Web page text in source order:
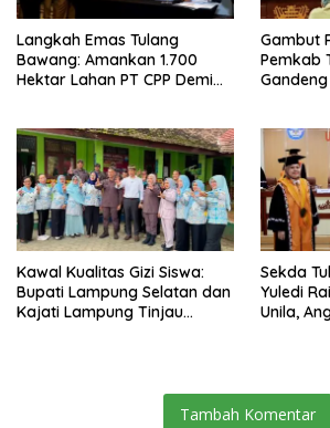
Langkah Emas Tulang
Bawang: Amankan 1.700
Hektar Lahan PT CPP Demi
Gambut
Pemkab
Kawal Kualitas Gizi Siswa:
Bupati Lampung Selatan dan
Kajati Lampung Tinjau
Sekda
Yuledi
Unila,
Tambah Komentar